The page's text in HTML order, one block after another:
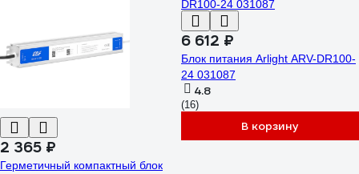
2 365 ₽
Герметичный компактный блок
6 612 ₽
Блок питания Arlight ARV-DR100-
24 031087
4.8
(16)
В корзину